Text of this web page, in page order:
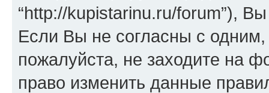
“http://kupistarinu.ru/forum”),
Если Вы не согласны с
пожалуйста, не заходите на
право изменить данные